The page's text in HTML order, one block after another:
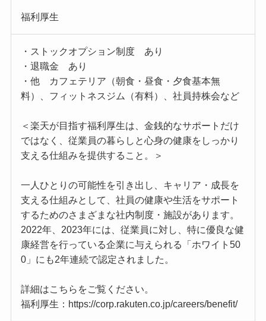
福利厚生
・ストックオプション制度 あり
・退職金 あり
・他 カフェテリア（朝食・昼食・夕食基本無
料）、フィットネスジム（有料）、社員持株会など
＜楽天が目指す福利厚生は、金銭的なサポートだけ
ではなく、従業員の暮らしと心身の健康をしっかり
支える仕組みを提供すること。＞
一人ひとりの可能性を引き出し、キャリア・成長を
支える仕組みとして、社員の健康や生活をサポート
するためのさまざまな社内制度・施設があります。
2022年、2023年には、従業員に対し、特に優良な健
康経営を行っている企業に与えられる「ホワイト50
0」にも2年連続で認定されました。
詳細はこちらをご覧ください。
福利厚生：https://corp.rakuten.co.jp/careers/benefit/